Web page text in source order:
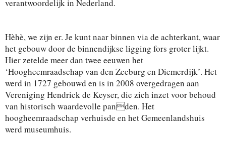
verantwoordelijk in Nederland.
Hèhè, we zijn er. Je kunt naar binnen via de achterkant, waar
het gebouw door de binnendijkse ligging fors groter lijkt.
Hier zetelde meer dan twee eeuwen het
‘Hoogheemraadschap van den Zeeburg en Diemerdijk’. Het
werd in 1727 gebouwd en is in 2008 overgedragen aan
Vereniging Hendrick de Keyser, die zich inzet voor behoud
van historisch waardevolle panden. Het
hoogheemraadschap verhuisde en het Gemeenlandshuis
werd museumhuis.